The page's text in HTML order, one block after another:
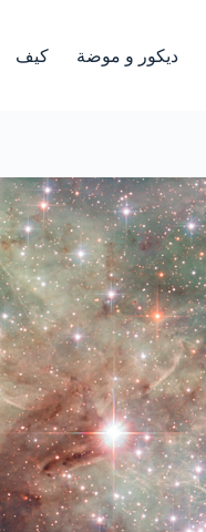
ديكور و موضة كيف